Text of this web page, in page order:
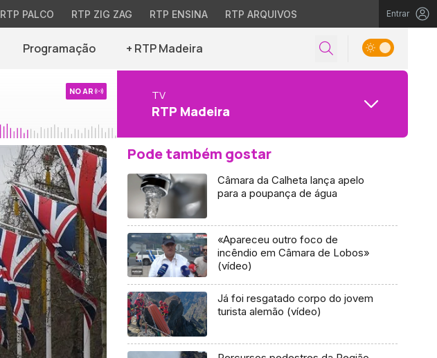
RTP PALCO RTP ZIG ZAG RTP ENSINA RTP ARQUIVOS Entrar
Programação + RTP Madeira
NO AR TV
RTP Madeira
Pode também gostar
Câmara da Calheta lança apelo
para a poupança de água
«Apareceu outro foco de
incêndio em Câmara de Lobos»
(vídeo)
Já foi resgatado corpo do jovem
turista alemão (vídeo)